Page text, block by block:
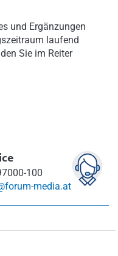
und Ergänzungen
laufend
Sie im Reiter
100
media.at